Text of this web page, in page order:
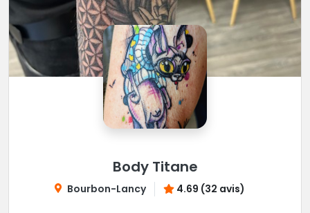
Body Titane
Bourbon-Lancy 4.69 (32 avis)